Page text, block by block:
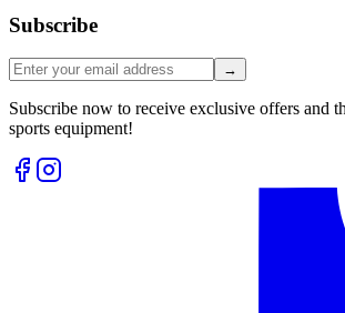
Subscribe
→
Subscribe now to receive exclusive offers and
sports equipment!